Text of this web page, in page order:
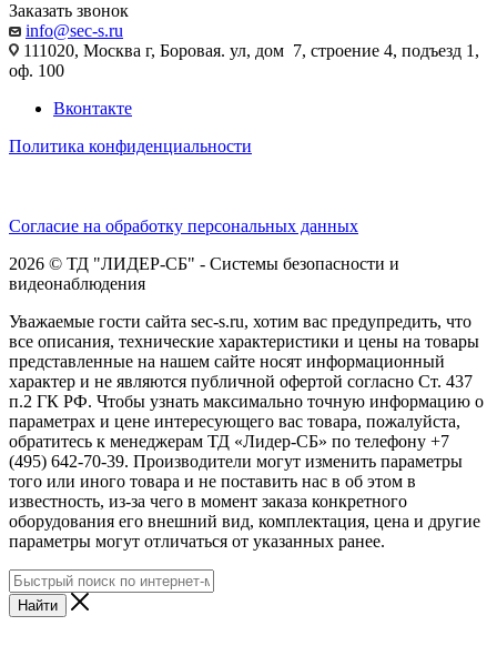
Заказать звонок
info@sec-s.ru
111020, Москва г, Боровая. ул, дом 7, строение 4, подъезд 1,
оф. 100
Вконтакте
Политика конфиденциальности
Согласие на обработку персональных данных
2026 © ТД "ЛИДЕР-СБ" - Системы безопасности и
видеонаблюдения
Уважаемые гости сайта sec-s.ru, хотим вас предупредить, что
все описания, технические характеристики и цены на товары
представленные на нашем сайте носят информационный
характер и не являются публичной офертой согласно Ст. 437
п.2 ГК РФ. Чтобы узнать максимально точную информацию о
параметрах и цене интересующего вас товара, пожалуйста,
обратитесь к менеджерам ТД «Лидер-СБ» по телефону +7
(495) 642-70-39. Производители могут изменить параметры
того или иного товара и не поставить нас в об этом в
известность, из-за чего в момент заказа конкретного
оборудования его внешний вид, комплектация, цена и другие
параметры могут отличаться от указанных ранее.
Найти